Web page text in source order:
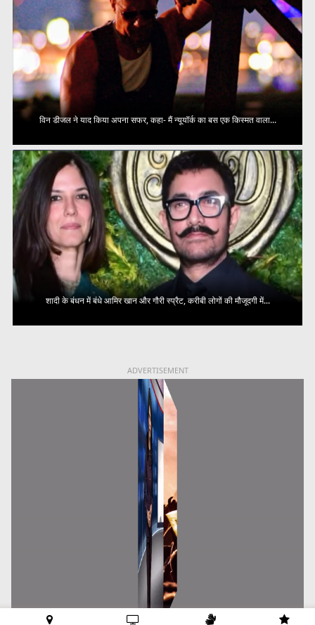
विन डीजल ने याद किया अपना सफर, कहा- मैं न्यूयॉर्क का बस एक किस्मत वाला...
शादी के बंधन में बंधे आमिर खान और गौरी स्प्रैट, करीबी लोगों की मौजूदगी में...
ADVERTISEMENT